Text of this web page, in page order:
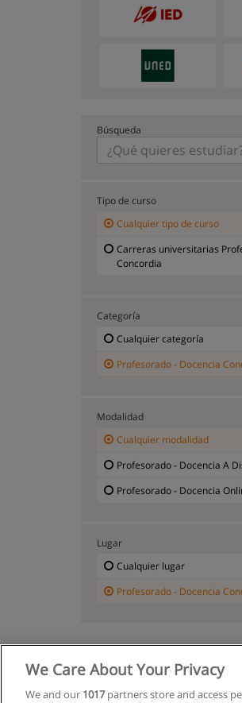
Búsqueda
Tipo de curso
Cualquier tipo de curso
Carreras universitarias
Concordia
Categoría
Cualquier categoría
Profesorado - Docencia
Modalidad
Cualquier modalidad
Profesorado - Docencia A
Profesorado - Docencia
Lugar
Cualquier lugar
Profesorado - Docencia
We Care About Your Privacy
We and our 1017partners store and access